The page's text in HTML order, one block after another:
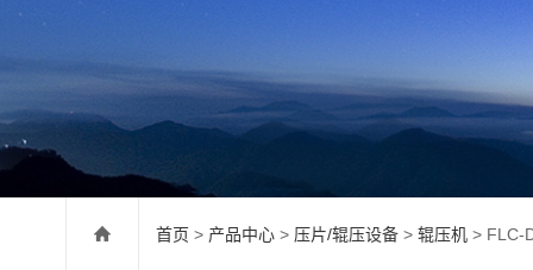
首页 > 产品中心 > 压片/辊压设备 > 辊压机 > FLC-